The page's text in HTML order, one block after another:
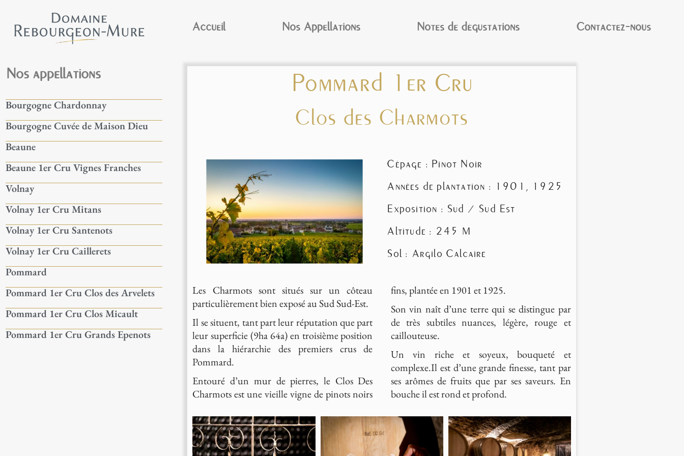
Accueil Nos Appellations Notes de dégustations Contactez-nous
Nos appellations
Bourgogne Chardonnay
Bourgogne Cuvée de Maison Dieu
Beaune
Beaune 1er Cru Vignes Franches
Volnay
Volnay 1er Cru Mitans
Volnay 1er Cru Santenots
Volnay 1er Cru Caillerets
Pommard
Pommard 1er Cru Clos des Arvelets
Pommard 1er Cru Clos Micault
Pommard 1er Cru Grands Epenots
Pommard 1er Cru
Clos des Charmots
Cépage : Pinot Noir
Années de plantation : 1901, 1925
Exposition : Sud / Sud Est
Altitude : 245 M
Sol : Argilo Calcaire
Les Charmots sont situés sur un côteau
particulièrement bien exposé au Sud Sud-Est.
Il se situent, tant part leur réputation que part
leur superficie (9ha 64a) en troisième position
dans la hiérarchie des premiers crus de
Pommard.
Entouré d’un mur de pierres, le Clos Des
Charmots est une vieille vigne de pinots noirs
fins, plantée en 1901 et 1925.
Son vin naît d’une terre qui se distingue par
de très subtiles nuances, légère, rouge et
caillouteuse.
Un vin riche et soyeux, bouqueté et
complexe.Il est d’une grande finesse, tant par
ses arômes de fruits que par ses saveurs. En
bouche il est rond et profond.